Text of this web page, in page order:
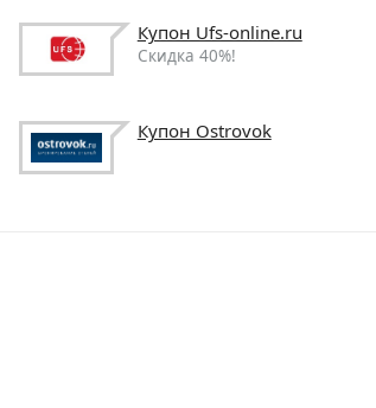
Купон Ufs-online.ru
Скидка 40%!
Купон Ostrovok